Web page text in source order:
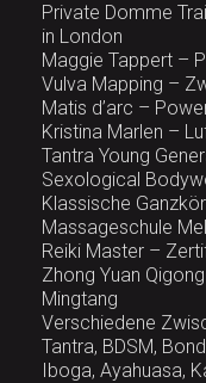
Private Domme
in London
Maggie Tappert –
Vulva Mapping –
Matis d’arc –
Kristina Marlen –
Tantra Young
Sexological
Klassische
Massageschule
Reiki Master –
Zhong Yuan
Mingtang
Verschiedene
Tantra, BDSM,
Iboga, Ayahuasa,